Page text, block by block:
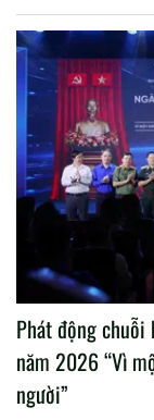
Phát động chuỗi
năm 2026 “Vì
người”